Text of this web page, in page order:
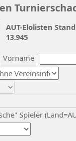
Vorname
Spieler
AUT-Elolisten
13.945